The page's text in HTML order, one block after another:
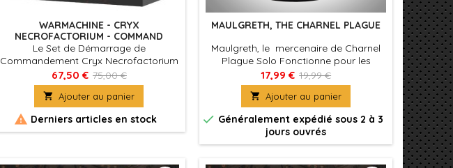
WARMACHINE - CRYX
NECROFACTORIUM - COMMAND
STARTER SET
Le Set de Démarrage de
Commandement Cryx Necrofactorium
pour Warmachine est un excellent
point de départ pour explorer l'univers
sombre de la faction Cryx. Ce set vous
fournit les unités et modèles essentiels
pour commander une petite armée
Cryx.
67,50 € 75,00 €
 Ajouter au panier
 Derniers articles en stock
MAULGRETH, THE CHARNEL PLAGUE
Maulgreth, le mercenaire de Charnel
Plague Solo Fonctionne pour les
armées Dusk House Kallyss et Orgoth
Sea Raiders
17,99 € 19,99 €
 Ajouter au panier
 Généralement expédié sous 2 à 3
jours ouvrés